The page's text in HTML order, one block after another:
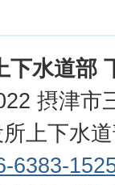
下水道部
摂津市
上下水
6383-